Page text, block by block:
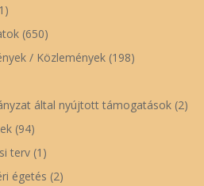
(650)
/ Közlemények (198)
által nyújtott támogatások (2)
(94)
terv (1)
égetés (2)